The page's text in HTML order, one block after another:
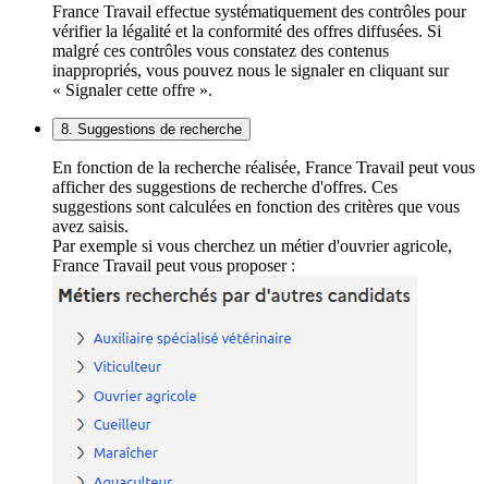
France Travail effectue systématiquement des contrôles pour
vérifier la légalité et la conformité des offres diffusées. Si
malgré ces contrôles vous constatez des contenus
inappropriés, vous pouvez nous le signaler en cliquant sur
« Signaler cette offre ».
8. Suggestions de recherche
En fonction de la recherche réalisée, France Travail peut vous
afficher des suggestions de recherche d'offres. Ces
suggestions sont calculées en fonction des critères que vous
avez saisis.
Par exemple si vous cherchez un métier d'ouvrier agricole,
France Travail peut vous proposer :